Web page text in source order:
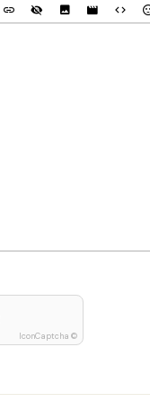
IconCaptcha ©